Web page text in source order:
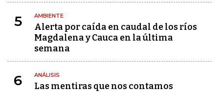
5 AMBIENTE
Alerta por caída en caudal de los ríos
Magdalena y Cauca en la última
semana
6 ANÁLISIS
Las mentiras que nos contamos